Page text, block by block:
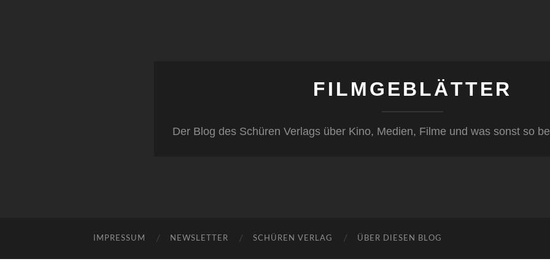
FILMGEBLÄTTER
Der Blog des Schüren Verlags über Kino, Medien, Filme und was sonst so
IMPRESSUM NEWSLETTER SCHÜREN VERLAG ÜBER DIESEN BLOG